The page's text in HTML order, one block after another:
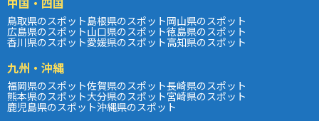
鳥取県のスポット島根県のスポット岡山県のスポット
広島県のスポット山口県のスポット徳島県のスポット
香川県のスポット愛媛県のスポット高知県のスポット
九州・沖縄
福岡県のスポット佐賀県のスポット長崎県のスポット
熊本県のスポット大分県のスポット宮崎県のスポット
鹿児島県のスポット沖縄県のスポット